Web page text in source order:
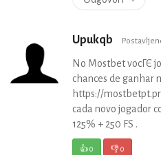
Upukqb
No Mostbet vocГЄ
chances de ganhar
https://
cada novo jogador
125% + 250 FS .
👍0 👎0